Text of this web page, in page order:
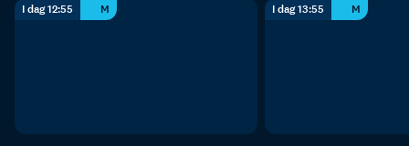
I dag 12:55 M I dag 13:55 M